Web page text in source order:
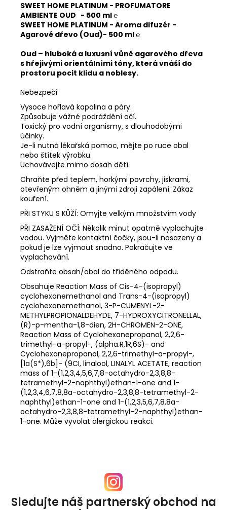
SWEET HOME PLATINUM - PROFUMATORE
AMBIENTE OUD - 500 ml ℮
SWEET HOME PLATINUM - Aroma difuzér -
Agarové dřevo (Oud)- 500 ml ℮
Oud – hluboká a luxusní vůně agarového dřeva
s hřejivými orientálními tóny, která vnáší do
prostoru pocit klidu a noblesy.
Nebezpečí
Vysoce hořlavá kapalina a páry.
Způsobuje vážné podráždění očí.
Toxický pro vodní organismy, s dlouhodobými
účinky.
Je-li nutná lékařská pomoc, mějte po ruce obal
nebo štítek výrobku.
Uchovávejte mimo dosah dětí.
Chraňte před teplem, horkými povrchy, jiskrami,
otevřeným ohněm a jinými zdroji zapálení. Zákaz
kouření.
PŘI STYKU S KŮŽÍ: Omyjte velkým množstvím vody
PŘI ZASAŽENÍ OČÍ: Několik minut opatrně vyplachujte
vodou. Vyjměte kontaktní čočky, jsou-li nasazeny a
pokud je lze vyjmout snadno. Pokračujte ve
vyplachování.
Odstraňte obsah/obal do tříděného odpadu.
Obsahuje Reaction Mass of Cis-4-(isopropyl)
cyclohexanemethanol and Trans-4-(isopropyl)
cyclohexanemethanol, 3-P-CUMENYL-2-
METHYLPROPIONALDEHYDE, 7-HYDROXYCITRONELLAL,
(R)-p-mentha-1,8-dien, 2H-CHROMEN-2-ONE,
Reaction Mass of Cyclohexanepropanol, 2,2,6-
trimethyl-a-propyl-, (alpha.R,1R,6S)- and
Cyclohexanepropanol, 2,2,6-trimethyl-a-propyl-,
[1a(S*),6b]- (9CI, linalool, LINALYL ACETATE, reaction
mass of 1-(1,2,3,4,5,6,7,8-octahydro-2,3,8,8-
tetramethyl-2-naphthyl)ethan-1-one and 1-
(1,2,3,4,6,7,8,8a-octahydro-2,3,8,8-tetramethyl-2-
naphthyl)ethan-1-one and 1-(1,2,3,5,6,7,8,8a-
octahydro-2,3,8,8-tetramethyl-2-naphthyl)ethan-
1-one. Může vyvolat alergickou reakci.
Sledujte náš partnerský obchod na